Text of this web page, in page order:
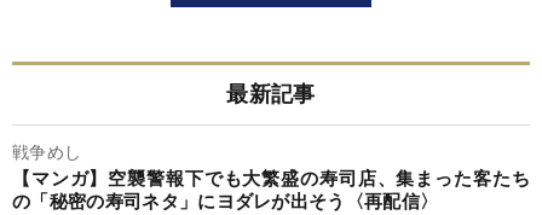
最新記事
戦争めし
【マンガ】空襲警報下でも大繁盛の寿司店、集まった客たち
の「秘密の寿司ネタ」にヨダレが出そう〈再配信〉